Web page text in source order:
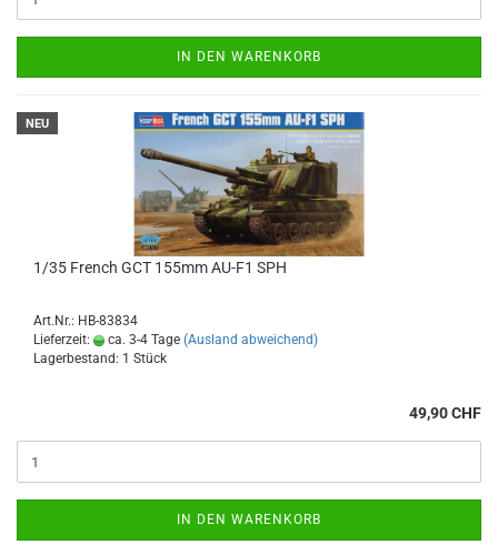
IN DEN WARENKORB
NEU
1/35 French GCT 155mm AU-F1 SPH
Art.Nr.: HB-83834
Lieferzeit:
ca. 3-4 Tage (Ausland abweichend)
Lagerbestand: 1 Stück
49,90 CHF
IN DEN WARENKORB